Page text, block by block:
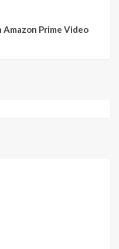
Amazon Prime Video